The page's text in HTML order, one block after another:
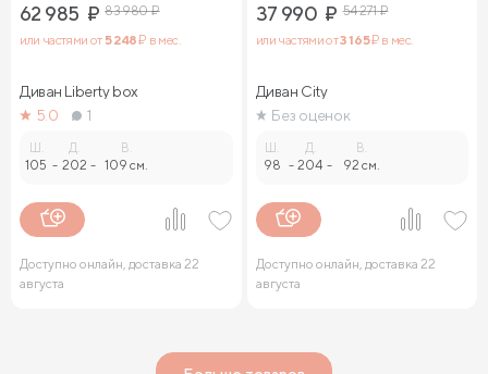
62 985 ₽ 83 980₽
или частями от5 248₽ в мес.
Диван Liberty box
5.0
1
Ш.
105 -
Д.
202 -
В.
109 см.
Доступно онлайн, доставка 22
августа
37 990 ₽ 54 271₽
или частями от3 165₽ в мес.
Диван City
Без оценок
Ш.
98 -
Д.
204 -
В.
92 см.
Доступно онлайн, доставка 22
августа